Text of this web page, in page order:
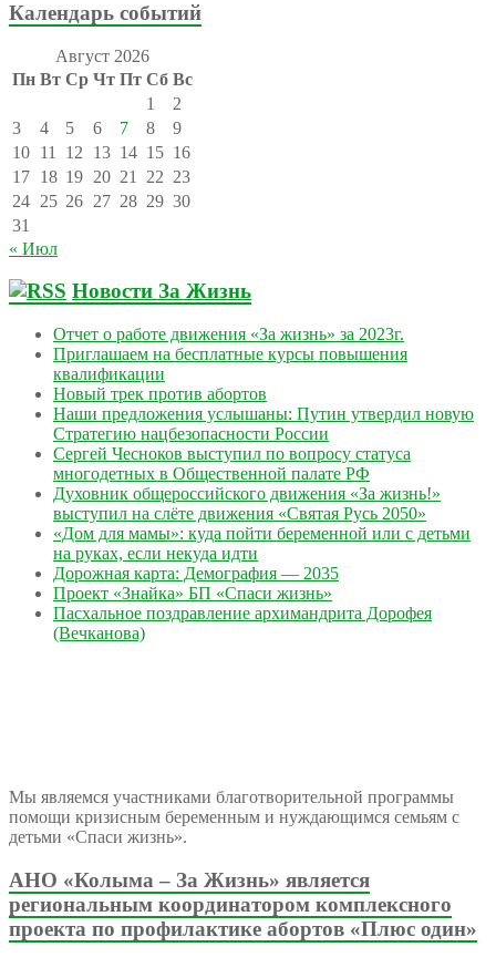
Календарь событий
Август 2026
Пн Вт Ср Чт Пт Сб Вс
1
2
3
4 5 6 7 8
9
10 11 12 13 14 15 16
17 18 19 20 21 22 23
24 25 26 27 28 29 30
31
« Июл
Новости За Жизнь
Отчет о работе движения «За жизнь» за 2023г.
Приглашаем на бесплатные курсы повышения
квалификации
Новый трек против абортов
Наши предложения услышаны: Путин утвердил новую
Стратегию нацбезопасности России
Сергей Чесноков выступил по вопросу статуса
многодетных в Общественной палате РФ
Духовник общероссийского движения «За жизнь!»
выступил на слёте движения «Святая Русь 2050»
«Дом для мамы»: куда пойти беременной или с детьми
на руках, если некуда идти
Дорожная карта: Демография — 2035
Проект «Знайка» БП «Спаси жизнь»
Пасхальное поздравление архимандрита Дорофея
(Вечканова)
Мы являемся участниками благотворительной программы
помощи кризисным беременным и нуждающимся семьям с
детьми «Спаси жизнь».
АНО «Колыма – За Жизнь» является
региональным координатором комплексного
проекта по профилактике абортов «Плюс один»